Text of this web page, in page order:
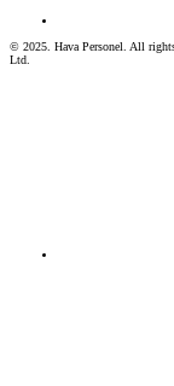
© 2025. Hava Personel. All
Ltd.